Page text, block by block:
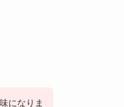
になりま